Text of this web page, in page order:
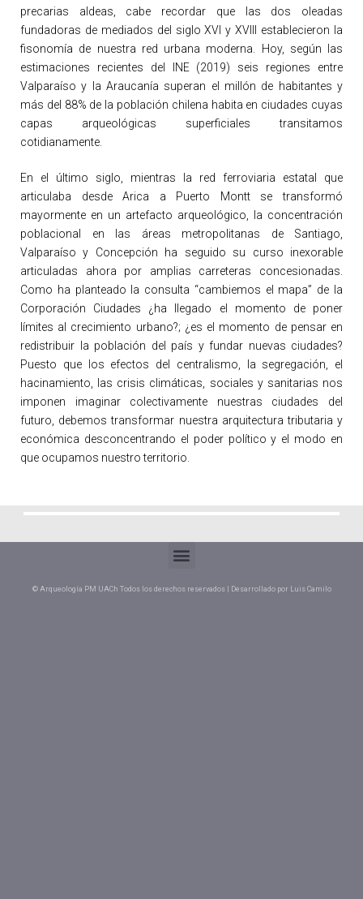
precarias aldeas, cabe recordar que las dos oleadas
fundadoras de mediados del siglo XVI y XVIII establecieron la
fisonomía de nuestra red urbana moderna. Hoy, según las
estimaciones recientes del INE (2019) seis regiones entre
Valparaíso y la Araucanía superan el millón de habitantes y
más del 88% de la población chilena habita en ciudades cuyas
capas arqueológicas superficiales transitamos
cotidianamente.
En el último siglo, mientras la red ferroviaria estatal que
articulaba desde Arica a Puerto Montt se transformó
mayormente en un artefacto arqueológico, la concentración
poblacional en las áreas metropolitanas de Santiago,
Valparaíso y Concepción ha seguido su curso inexorable
articuladas ahora por amplias carreteras concesionadas.
Como ha planteado la consulta “cambiemos el mapa” de la
Corporación Ciudades ¿ha llegado el momento de poner
límites al crecimiento urbano?; ¿es el momento de pensar en
redistribuir la población del país y fundar nuevas ciudades?
Puesto que los efectos del centralismo, la segregación, el
hacinamiento, las crisis climáticas, sociales y sanitarias nos
imponen imaginar colectivamente nuestras ciudades del
futuro, debemos transformar nuestra arquitectura tributaria y
económica desconcentrando el poder político y el modo en
que ocupamos nuestro territorio.
© Arqueología PM UACh Todos los derechos reservados | Desarrollado por Luis Camilo